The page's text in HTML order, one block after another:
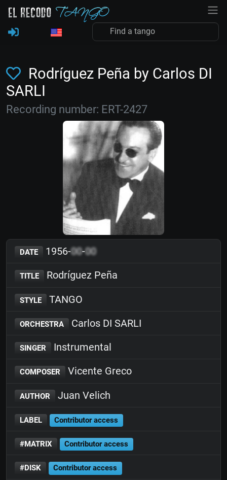
Rodríguez Peña by Carlos DI
SARLI
Recording number: ERT-2427
DATE 1956-00-00
TITLE Rodríguez Peña
STYLE TANGO
ORCHESTRA Carlos DI SARLI
SINGER Instrumental
COMPOSER Vicente Greco
AUTHOR Juan Velich
LABEL Contributor access
#MATRIX Contributor access
#DISK Contributor access